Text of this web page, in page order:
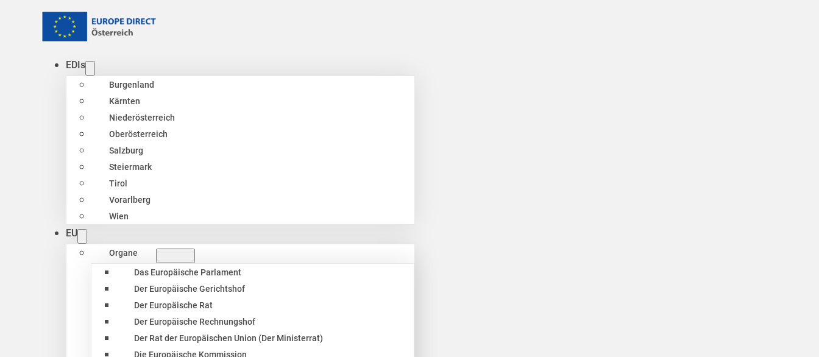
EDIs
Burgenland
Kärnten
Niederösterreich
Oberösterreich
Salzburg
Steiermark
Tirol
Vorarlberg
Wien
EU
Organe
Das Europäische Parlament
Der Europäische Gerichtshof
Der Europäische Rat
Der Europäische Rechnungshof
Der Rat der Europäischen Union (Der Ministerrat)
Die Europäische Kommission